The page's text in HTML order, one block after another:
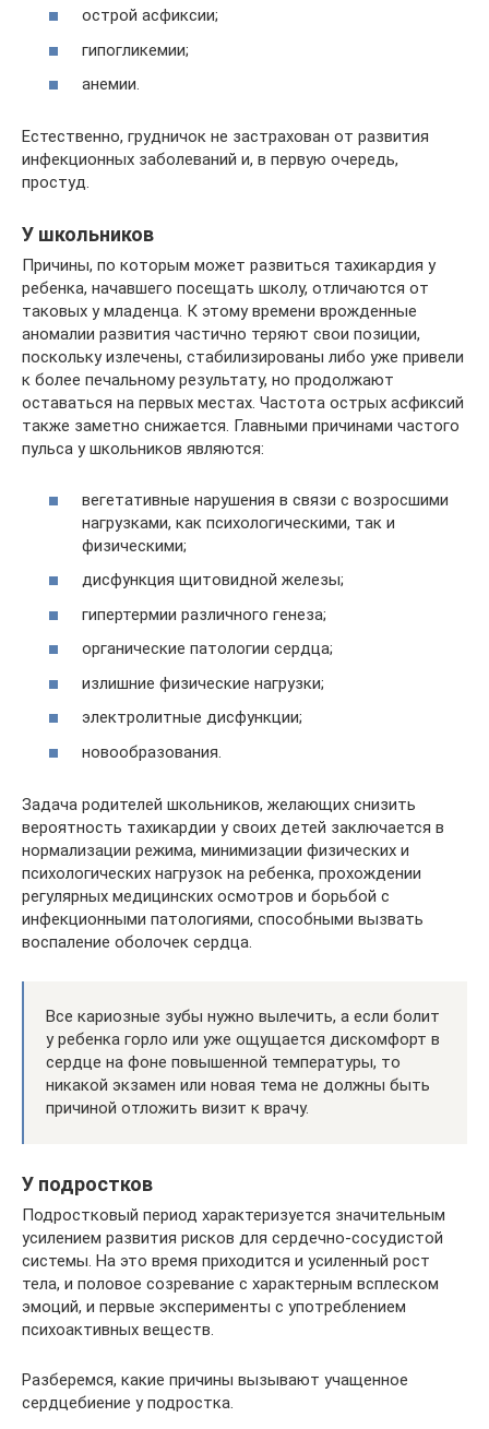
острой асфиксии;
гипогликемии;
анемии.
Естественно, грудничок не застрахован от развития
инфекционных заболеваний и, в первую очередь,
простуд.
У школьников
Причины, по которым может развиться тахикардия у
ребенка, начавшего посещать школу, отличаются от
таковых у младенца. К этому времени врожденные
аномалии развития частично теряют свои позиции,
поскольку излечены, стабилизированы либо уже привели
к более печальному результату, но продолжают
оставаться на первых местах. Частота острых асфиксий
также заметно снижается. Главными причинами частого
пульса у школьников являются:
вегетативные нарушения в связи с возросшими
нагрузками, как психологическими, так и
физическими;
дисфункция щитовидной железы;
гипертермии различного генеза;
органические патологии сердца;
излишние физические нагрузки;
электролитные дисфункции;
новообразования.
Задача родителей школьников, желающих снизить
вероятность тахикардии у своих детей заключается в
нормализации режима, минимизации физических и
психологических нагрузок на ребенка, прохождении
регулярных медицинских осмотров и борьбой с
инфекционными патологиями, способными вызвать
воспаление оболочек сердца.
Все кариозные зубы нужно вылечить, а если болит
у ребенка горло или уже ощущается дискомфорт в
сердце на фоне повышенной температуры, то
никакой экзамен или новая тема не должны быть
причиной отложить визит к врачу.
У подростков
Подростковый период характеризуется значительным
усилением развития рисков для сердечно-сосудистой
системы. На это время приходится и усиленный рост
тела, и половое созревание с характерным всплеском
эмоций, и первые эксперименты с употреблением
психоактивных веществ.
Разберемся, какие причины вызывают учащенное
сердцебиение у подростка.